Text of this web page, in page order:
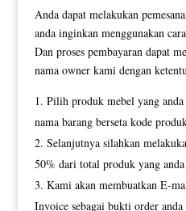
Anda dapat melakukan
anda inginkan menggunakan
Dan proses pembayaran dapat
nama owner kami dengan
Pilih produk mebel yang
nama barang berseta kode
Selanjutnya silahkan
50% dari total produk yang anda
Kami akan membuatkan E-
Invoice sebagai bukti order anda